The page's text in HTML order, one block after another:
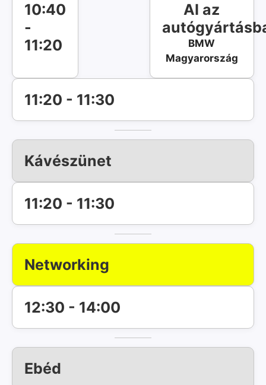
10:40
-
11:20
BMW
Magyarország
AI az
11:20 - 11:30
Kávészünet
11:20 - 11:30
Networking
12:30 - 14:00
Ebéd